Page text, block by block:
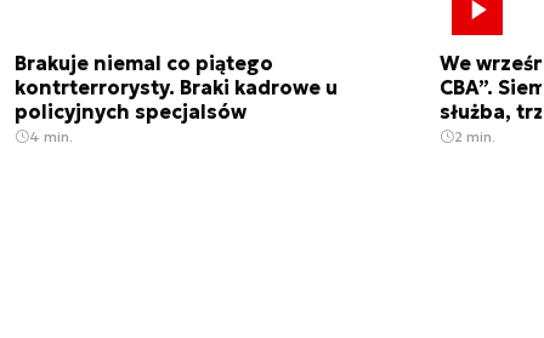
Brakuje niemal co piątego
kontrterrorysty. Braki kadrowe u
policyjnych specjalsów
4 min.
We
CBA”.
służba,
2 min.